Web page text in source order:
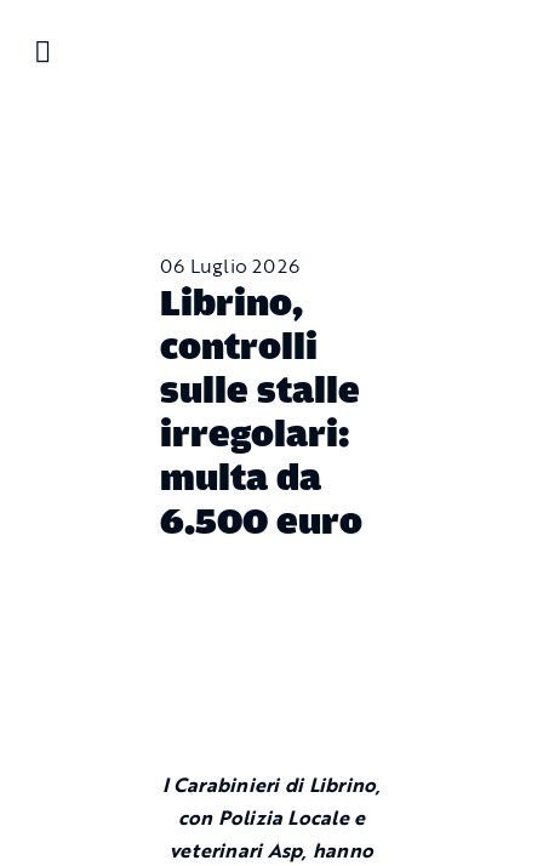
06 Luglio 2026
Librino,
controlli
sulle stalle
irregolari:
multa da
6.500 euro
I Carabinieri di Librino,
con Polizia Locale e
veterinari Asp, hanno